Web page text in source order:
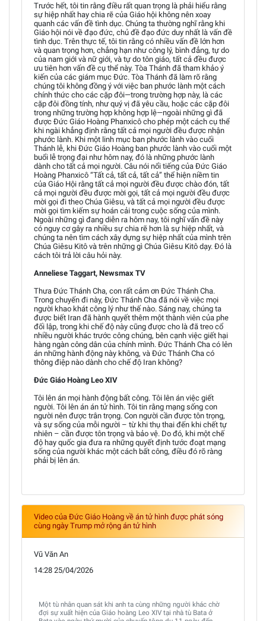
Trước hết, tôi tin rằng điều rất quan trọng là phải hiểu rằng
sự hiệp nhất hay chia rẽ của Giáo hội không nên xoay
quanh các vấn đề tình dục. Chúng ta thường nghĩ rằng khi
Giáo hội nói về đạo đức, chủ đề đạo đức duy nhất là vấn đề
tình dục. Trên thực tế, tôi tin rằng có nhiều vấn đề lớn hơn
và quan trọng hơn, chẳng hạn như công lý, bình đẳng, tự do
của nam giới và nữ giới, và tự do tôn giáo, tất cả đều được
ưu tiên hơn vấn đề cụ thể này. Tòa Thánh đã tham khảo ý
kiến của các giám mục Đức. Tòa Thánh đã làm rõ rằng
chúng tôi không đồng ý với việc ban phước lành một cách
chính thức cho các cặp đôi—trong trường hợp này, là các
cặp đôi đồng tính, như quý vị đã yêu cầu, hoặc các cặp đôi
trong những trường hợp không hợp lệ—ngoài những gì đã
được Đức Giáo Hoàng Phanxicô cho phép một cách cụ thể
khi ngài khẳng định rằng tất cả mọi người đều được nhận
phước lành. Khi một linh mục ban phước lành vào cuối
Thánh lễ, khi Đức Giáo Hoàng ban phước lành vào cuối một
buổi lễ trọng đại như hôm nay, đó là những phước lành
dành cho tất cả mọi người. Câu nói nổi tiếng của Đức Giáo
Hoàng Phanxicô “Tất cả, tất cả, tất cả” thể hiện niềm tin
của Giáo Hội rằng tất cả mọi người đều được chào đón, tất
cả mọi người đều được mời gọi, tất cả mọi người đều được
mời gọi đi theo Chúa Giêsu, và tất cả mọi người đều được
mời gọi tìm kiếm sự hoán cải trong cuộc sống của mình.
Ngoài những gì đang diễn ra hôm nay, tôi nghĩ vấn đề này
có nguy cơ gây ra nhiều sự chia rẽ hơn là sự hiệp nhất, và
chúng ta nên tìm cách xây dựng sự hiệp nhất của mình trên
Chúa Giêsu Kitô và trên những gì Chúa Giêsu Kitô dạy. Đó là
cách tôi trả lời câu hỏi này.
Anneliese Taggart, Newsmax TV
Thưa Đức Thánh Cha, con rất cảm ơn Đức Thánh Cha.
Trong chuyến đi này, Đức Thánh Cha đã nói về việc mọi
người khao khát công lý như thế nào. Sáng nay, chúng ta
được biết Iran đã hành quyết thêm một thành viên của phe
đối lập, trong khi chế độ này cũng được cho là đã treo cổ
nhiều người khác trước công chúng, bên cạnh việc giết hại
hàng ngàn công dân của chính mình. Đức Thánh Cha có lên
án những hành động này không, và Đức Thánh Cha có
thông điệp nào dành cho chế độ Iran không?
Đức Giáo Hoàng Leo XIV
Tôi lên án mọi hành động bất công. Tôi lên án việc giết
người. Tôi lên án án tử hình. Tôi tin rằng mạng sống con
người nên được trân trọng. Con người cần được tôn trọng,
và sự sống của mỗi người – từ khi thụ thai đến khi chết tự
nhiên – cần được tôn trọng và bảo vệ. Do đó, khi một chế
độ hay quốc gia đưa ra những quyết định tước đoạt mạng
sống của người khác một cách bất công, điều đó rõ ràng
phải bị lên án.
Video của Đức Giáo Hoàng về án tử hình được phát sóng
cùng ngày Trump mở rộng án tử hình
Vũ Văn An
14:28 25/04/2026
Một tù nhân quan sát khi anh ta cùng những người khác chờ
đợi sự xuất hiện của Giáo hoàng Leo XIV tại nhà tù Bata ở